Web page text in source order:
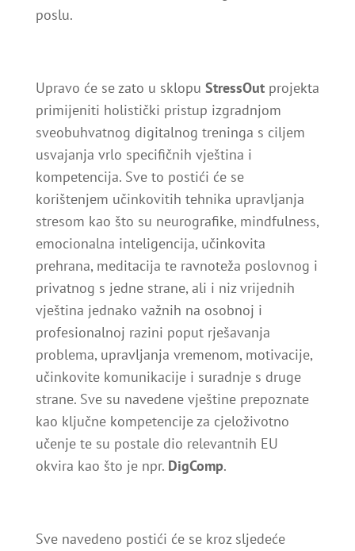
poslu.
Upravo će se zato u sklopu StressOutprojekta
primijeniti holistički pristup izgradnjom
sveobuhvatnog digitalnog treninga s ciljem
usvajanja vrlo specifičnih vještina i
kompetencija. Sve to postići će se
korištenjem učinkovitih tehnika upravljanja
stresom kao što su neurografike, mindfulness,
emocionalna inteligencija, učinkovita
prehrana, meditacija te ravnoteža poslovnog i
privatnog s jedne strane, ali i niz vrijednih
vještina jednako važnih na osobnoj i
profesionalnoj razini poput rješavanja
problema, upravljanja vremenom, motivacije,
učinkovite komunikacije i suradnje s druge
strane. Sve su navedene vještine prepoznate
kao ključne kompetencije za cjeloživotno
učenje te su postale dio relevantnih EU
okvira kao što je npr. DigComp.
Sve navedeno postići će se kroz sljedeće